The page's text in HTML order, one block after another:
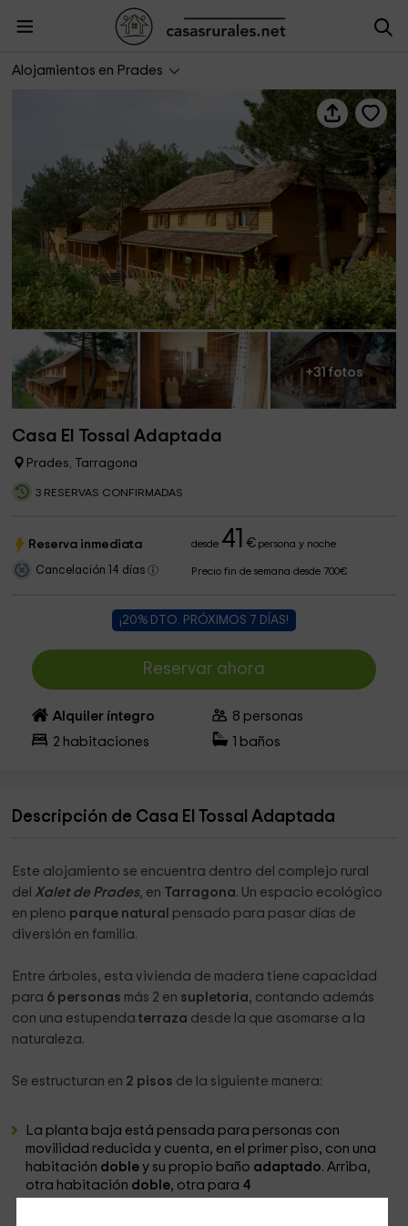
Alojamientos en Prades
Casa El Tossal Adaptada
+31 fotos
Casa El Tossal Adaptada
Prades, Tarragona
3 RESERVAS CONFIRMADAS
Reserva inmediata desde 41 €persona y noche
Cancelación 14 días Precio fin de semana desde 700€
¡20% DTO. PRÓXIMOS 7 DÍAS!
Reservar ahora
Alquiler íntegro 8 personas
2 habitaciones baños
Descripción de Casa El Tossal Adaptada
Este alojamiento se encuentra dentro del complejo rural
delXalet de Prades, en Tarragona. Un espacio ecológico
en pleno parque natural pensado para pasar días de
diversión en familia.
Entre árboles, esta vivienda de madera tiene capacidad
para 6 personas más 2 en supletoria, contando además
con una estupendaterraza desde la que asomarse a la
naturaleza.
Se estructuran en 2 pisos de la siguiente manera:
La planta baja está pensada para personas con
movilidad reducida y cuenta, en el primer piso, con una
habitación dobley su propio baño adaptado. Arriba,
otra habitación doble, otra para 4